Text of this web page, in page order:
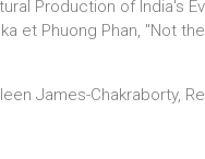
Production of India's
et Phuong Phan, "Not
James-Chakraborty,